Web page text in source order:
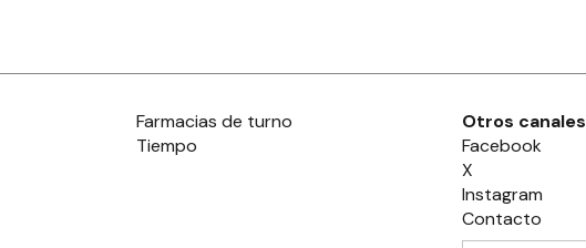
Farmacias de turno
Tiempo
Otros canales
Facebook
X
Instagram
Contacto